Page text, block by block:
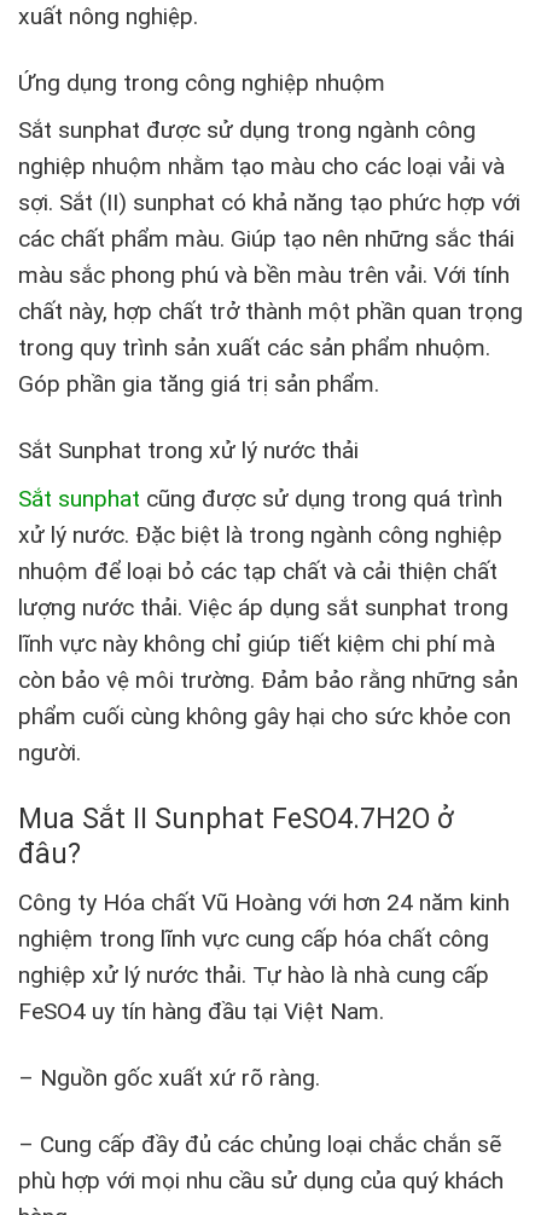
xuất nông nghiệp.
Ứng dụng trong công nghiệp nhuộm
Sắt sunphat được sử dụng trong ngành công
nghiệp nhuộm nhằm tạo màu cho các loại vải và
sợi. Sắt (II) sunphat có khả năng tạo phức hợp với
các chất phẩm màu. Giúp tạo nên những sắc thái
màu sắc phong phú và bền màu trên vải. Với tính
chất này, hợp chất trở thành một phần quan trọng
trong quy trình sản xuất các sản phẩm nhuộm.
Góp phần gia tăng giá trị sản phẩm.
Sắt Sunphat trong xử lý nước thải
Sắt sunphat cũng được sử dụng trong quá trình
xử lý nước. Đặc biệt là trong ngành công nghiệp
nhuộm để loại bỏ các tạp chất và cải thiện chất
lượng nước thải. Việc áp dụng sắt sunphat trong
lĩnh vực này không chỉ giúp tiết kiệm chi phí mà
còn bảo vệ môi trường. Đảm bảo rằng những sản
phẩm cuối cùng không gây hại cho sức khỏe con
người.
Mua Sắt II Sunphat FeSO4.7H2O ở
đâu?
Công ty Hóa chất Vũ Hoàng với hơn 24 năm kinh
nghiệm trong lĩnh vực cung cấp hóa chất công
nghiệp xử lý nước thải. Tự hào là nhà cung cấp
FeSO4 uy tín hàng đầu tại Việt Nam.
– Nguồn gốc xuất xứ rõ ràng.
– Cung cấp đầy đủ các chủng loại chắc chắn sẽ
phù hợp với mọi nhu cầu sử dụng của quý khách